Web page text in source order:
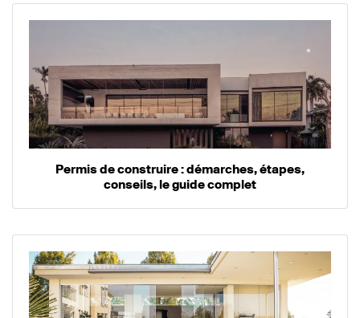
Permis de construire : démarches, étapes,
conseils, le guide complet